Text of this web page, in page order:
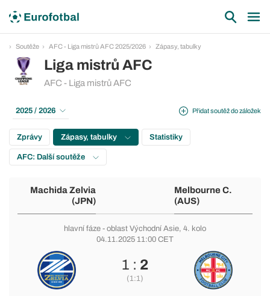
Soutěže AFC - Liga mistrů AFC 2025/2026 Zápasy, tabulky
Liga mistrů AFC
AFC - Liga mistrů AFC
Přidat soutěž do záložek
2025 / 2026
Zprávy Zápasy, tabulky Statistiky
AFC: Další soutěže
Machida Zelvia
(JPN)
Melbourne C.
(AUS)
hlavní fáze - oblast Východní Asie, 4. kolo
04.11.2025 11:00 CET
1 : 2
(1:1)